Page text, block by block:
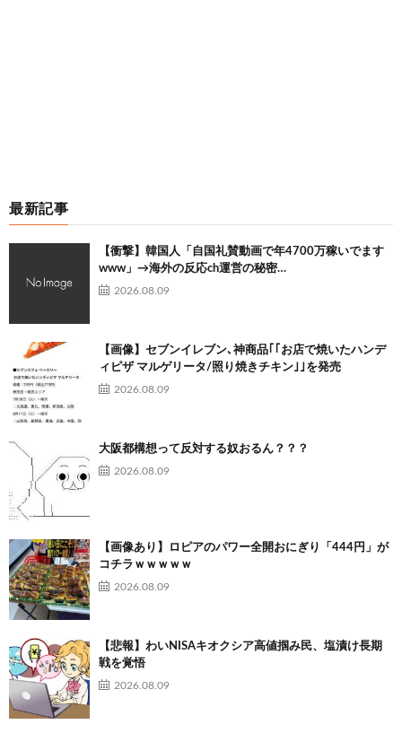
最新記事
【衝撃】韓国人「自国礼賛動画で年4700万稼いでます
www」→海外の反応ch運営の秘密…
2026.08.09
【画像】セブンイレブン､神商品｢｢お店で焼いたハンデ
ィピザ マルゲリータ/照り焼きチキン｣｣を発売
2026.08.09
大阪都構想って反対する奴おるん？？？
2026.08.09
【画像あり】ロピアのパワー全開おにぎり「444円」が
コチラｗｗｗｗｗ
2026.08.09
【悲報】わいNISAキオクシア高値掴み民、塩漬け長期
戦を覚悟
2026.08.09